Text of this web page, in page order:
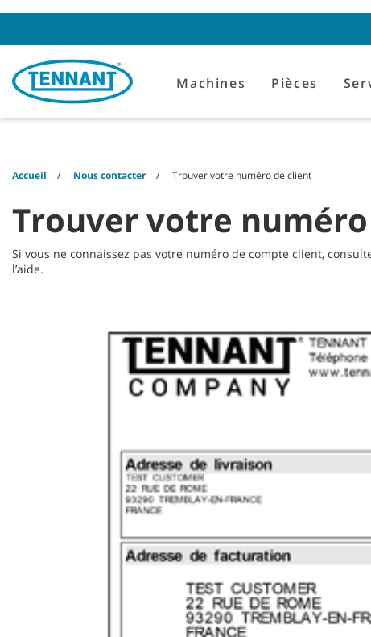
Machines Pièces
Accueil Nous contacter Trouver votre numéro de client
Trouver votre
Si vous ne connaissez pas votre numéro de compte client,
l’aide.